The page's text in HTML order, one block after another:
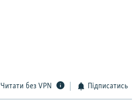
Читати без VPN Підписатись